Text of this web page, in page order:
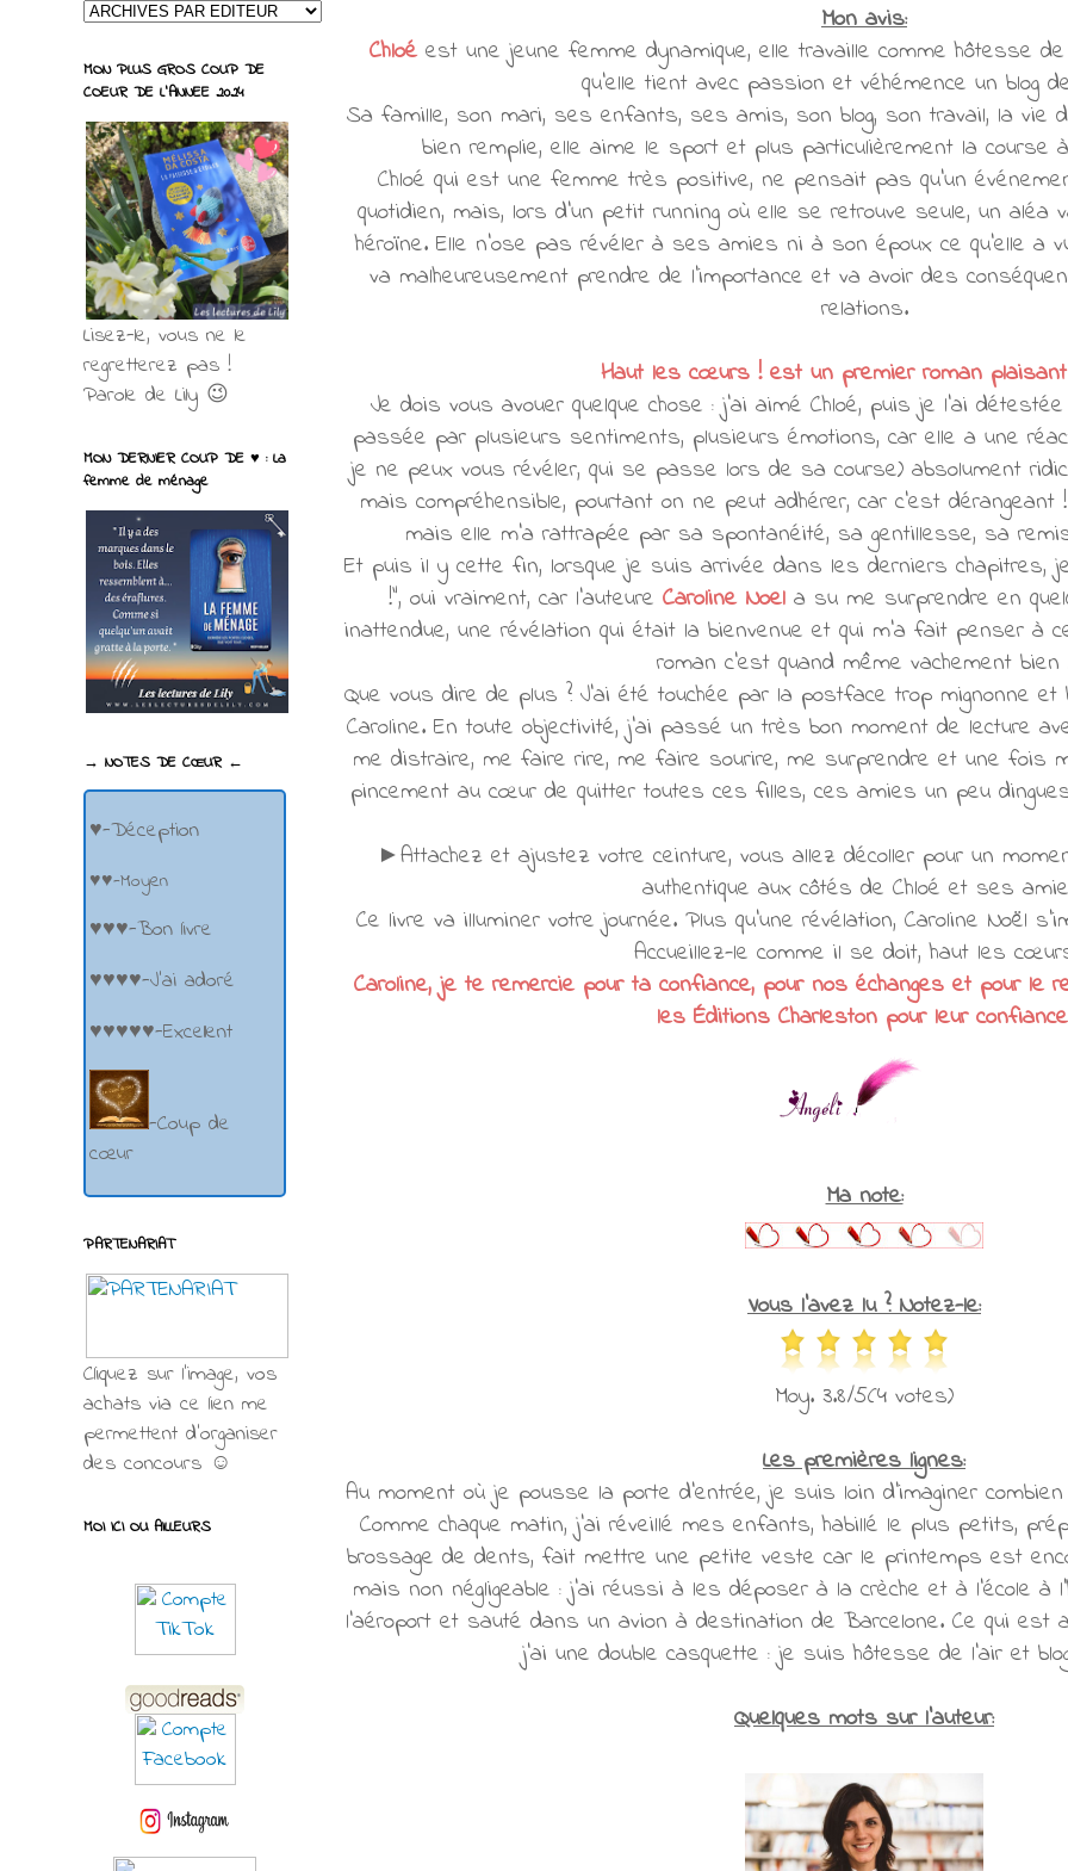
Mon avis:
Chloéest une jeune femme dynamique, elle travaille comme hôtesse
qu'elle tient avec passion et véhémence un blog
Sa famille, son mari, ses enfants, ses amis, son blog, son travail, la vie
bien remplie, elle aime le sport et plus particulièrement la course
Chloé qui est une femme très positive, ne pensait pas qu'un
quotidien, mais, lors d'un petit running où elle se retrouve seule, un aléa
héroïne. Elle n'ose pas révéler à ses amies ni à son époux ce qu'elle a
va malheureusement prendre de l'importance et va avoir des
relations.
Haut les cœurs ! est un premier roman
Je dois vous avouer quelque chose : j'ai aimé Chloé, puis je l'ai
passée par plusieurs sentiments, plusieurs émotions, car elle a une
je ne peux vous révéler, qui se passe lors de sa course) absolument
mais compréhensible, pourtant on ne peut adhérer, car c'est
mais elle m'a rattrapée par sa spontanéité, sa gentillesse, sa
Et puis il y cette fin, lorsque je suis arrivée dans les derniers chapitres,
!", oui vraiment, car l'auteure Caroline Noel a su me surprendre en
inattendue, une révélation qui était la bienvenue et qui m'a fait penser à
roman c'est quand même vachement bien
Que vous dire de plus ? J'ai été touchée par la postface trop mignonne
Caroline. En toute objectivité, j'ai passé un très bon moment de lecture
me distraire, me faire rire, me faire sourire, me surprendre et une fois
pincement au cœur de quitter toutes ces filles, ces amies un peu
►Attachez et ajustez votre ceinture, vous allez décoller pour un
authentique aux côtés de Chloé et ses
Ce livre va illuminer votre journée. Plus qu'une révélation, Caroline Noël
Accueillez-le comme il se doit, haut les
Caroline, je te remercie pour ta confiance, pour nos échanges et pour le
les Éditions Charleston pour leur
Ma note:
Vous l'avez lu ? Notez-le:
Moy. 3.8/5(4 votes)
Les premières lignes:
Au moment où je pousse la porte d'entrée, je suis loin d'imaginer
Comme chaque matin, j'ai réveillé mes enfants, habillé le plus petits,
brossage de dents, fait mettre une petite veste car le printemps est
mais non négligeable : j'ai réussi à les déposer à la crèche et à l'école à
l'aéroport et sauté dans un avion à destination de Barcelone. Ce qui
j'ai une double casquette : je suis hôtesse de l'air et
Quelques mots sur l'auteur:
MON PLUS GROS COUP DE
COEUR DE L'ANNEE 2024
Lisez-le, vous ne le
regretterez pas !
Parole de Lily 😉
MON DERNIER COUP DE ♥ : La
femme de ménage
→ NOTES DE CŒUR ←
♥-Déception
♥♥-Moyen
♥♥♥-Bon livre
♥♥♥♥-J'ai adoré
♥♥♥♥♥-Excellent
-Coup de
cœur
PARTENARIAT
Cliquez sur l'image, vos
achats via ce lien me
permettent d’organiser
des concours ☺
MOI ICI OU AILLEURS